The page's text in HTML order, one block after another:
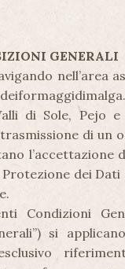
GENERALI
nell’area
di Sole, Pejo e
di un
l’accettazione
Protezione dei
Condizioni
si